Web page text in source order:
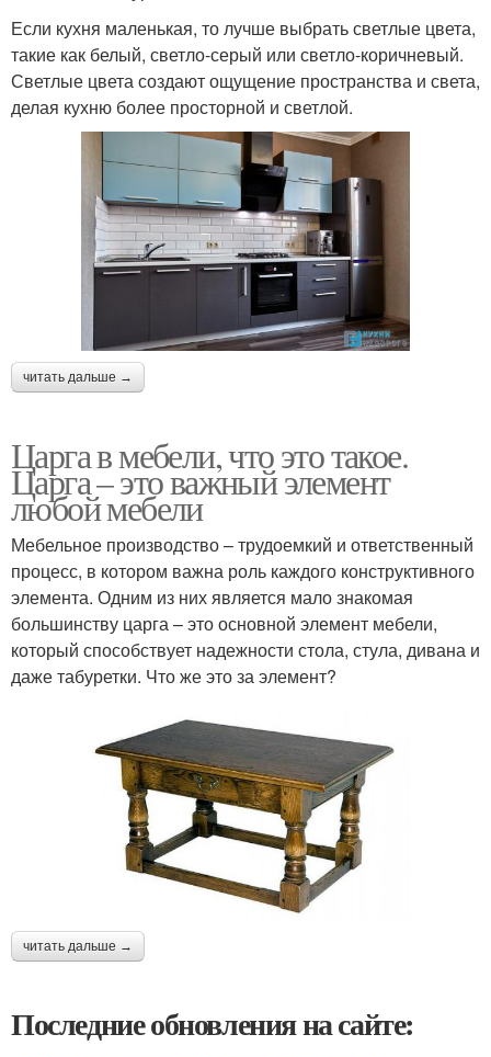
Если кухня маленькая, то лучше выбрать светлые цвета,
такие как белый, светло-серый или светло-коричневый.
Светлые цвета создают ощущение пространства и света,
делая кухню более просторной и светлой.
читать дальше →
Царга в мебели, что это такое.
Царга – это важный элемент
любой мебели
Мебельное производство – трудоемкий и ответственный
процесс, в котором важна роль каждого конструктивного
элемента. Одним из них является мало знакомая
большинству царга – это основной элемент мебели,
который способствует надежности стола, стула, дивана и
даже табуретки. Что же это за элемент?
читать дальше →
Последние обновления на сайте: